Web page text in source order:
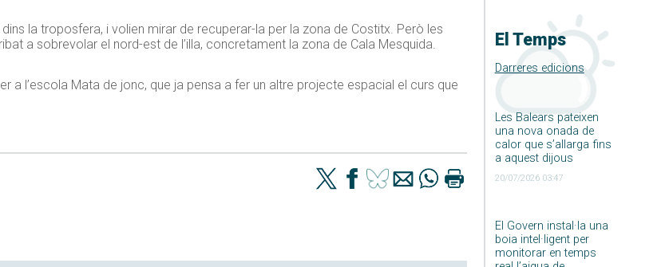
El Temps
Darreres edicions
Les Balears pateixen
una nova onada de
calor que s’allarga fins
a aquest dijous
20/07/2026 03:47
El Govern instal·la una
boia intel·ligent per
monitorar en temps
la troposfera, i volien mirar de recuperar-la per la zona de Costitx. Però les
a sobrevolar el nord-est de l’illa, concretament la zona de Cala Mesquida.
a l’escola Mata de jonc, que ja pensa a fer un altre projecte espacial el curs que